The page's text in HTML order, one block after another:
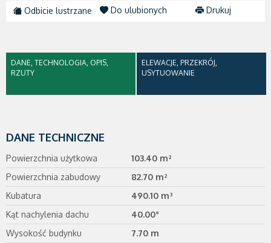
Odbicie lustrzane Do ulubionych Drukuj
DANE, TECHNOLOGIA, OPIS,
RZUTY
ELEWACJE, PRZEKRÓJ,
USYTUOWANIE
DANE TECHNICZNE
Powierzchnia użytkowa
103.40 m²
Powierzchnia zabudowy
82.70 m²
Kubatura
490.10 m³
Kąt nachylenia dachu
40.00°
Wysokość budynku
7.70 m